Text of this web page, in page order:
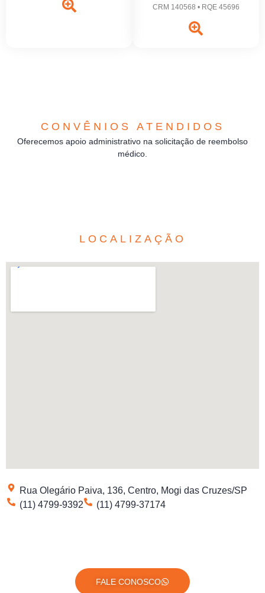
CRM 140568 • RQE 45696
CONVÊNIOS ATENDIDOS
Oferecemos apoio administrativo na solicitação de reembolso
médico.
LOCALIZAÇÃO
Rua Olegário Paiva, 136, Centro, Mogi das Cruzes/SP
(11) 4799-9392
(11) 4799-37174
FALE CONOSCO